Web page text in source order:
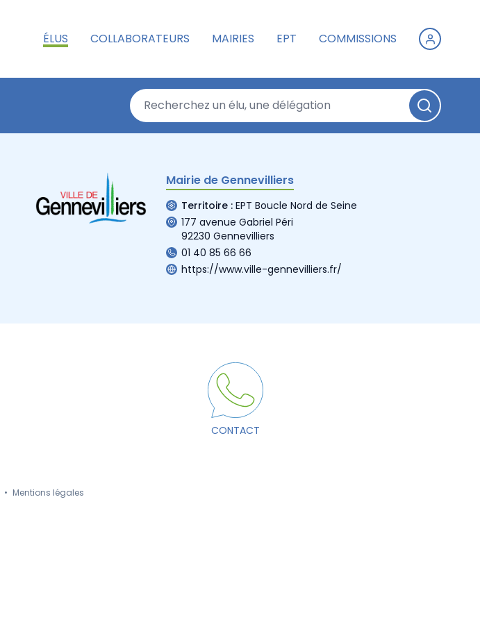
ÉLUS COLLABORATEURS MAIRIES EPT COMMISSIONS
Mairie de Gennevilliers
Territoire : EPT Boucle Nord de Seine
177 avenue Gabriel Péri
92230 Gennevilliers
01 40 85 66 66
https://www.ville-gennevilliers.fr/
CONTACT
• Mentions légales